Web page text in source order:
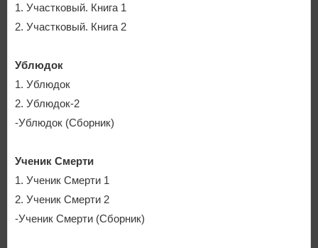
1. Участковый. Книга 1
2. Участковый. Книга 2
Ублюдок
1. Ублюдок
2. Ублюдок-2
-Ублюдок (Сборник)
Ученик Смерти
1. Ученик Смерти 1
2. Ученик Смерти 2
-Ученик Смерти (Сборник)